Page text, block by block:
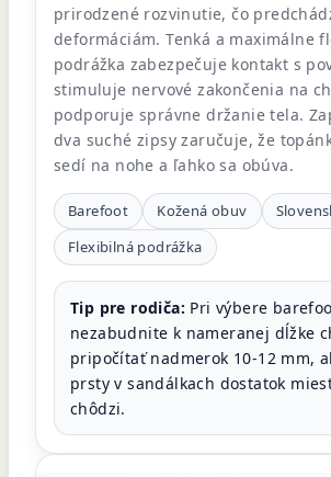
prirodzené rozvinutie, čo
deformáciám. Tenká a maximálne
podrážka zabezpečuje kontakt s
stimuluje nervové zakončenia na
podporuje správne držanie tela.
dva suché zipsy zaručuje, že
sedí na nohe a ľahko sa obúva.
Barefoot Kožená obuv
Flexibilná podrážka
Tip pre rodiča: Pri výbere
nezabudnite k nameranej dĺžke
pripočítať nadmerok 10-12 mm,
prsty v sandálkach dostatok
chôdzi.